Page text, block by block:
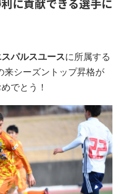
パルスユースに所属する
来シーズントップ昇格が
でとう！